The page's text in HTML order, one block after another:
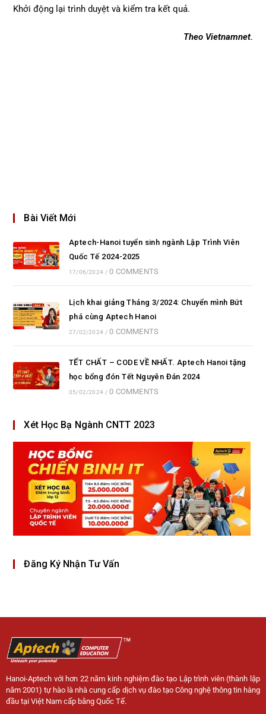
Khởi động lại trình duyệt và kiểm tra kết quả.
Theo Vietnamnet.
Bài Viết Mới
Aptech-Hanoi tuyển sinh ngành Lập Trình Viên
Quốc Tế 2024-2025
17/06/2024 / 0 COMMENTS
Lịch khai giảng Tháng 3/2024: Chuyển mình Bứt
phá cùng Aptech Hanoi
27/02/2024 / 0 COMMENTS
TẾT CHẤT – CODE VỀ NHẤT. Aptech Hanoi tặng
học bổng đón Tết Nguyên Đán 2024
05/02/2024 / 0 COMMENTS
Xét Học Bạ Ngành CNTT 2023
Đăng Ký Nhận Tư Vấn
Hanoi-Aptech với hơn 22 năm kinh nghiệm đào tạo Lập trình viên (thành lập
năm 2001) tự hào là nhà cung cấp dịch vụ đào tạo Công nghệ thông tin hàng
đầu tại Việt Nam cấp bằng Quốc Tế.